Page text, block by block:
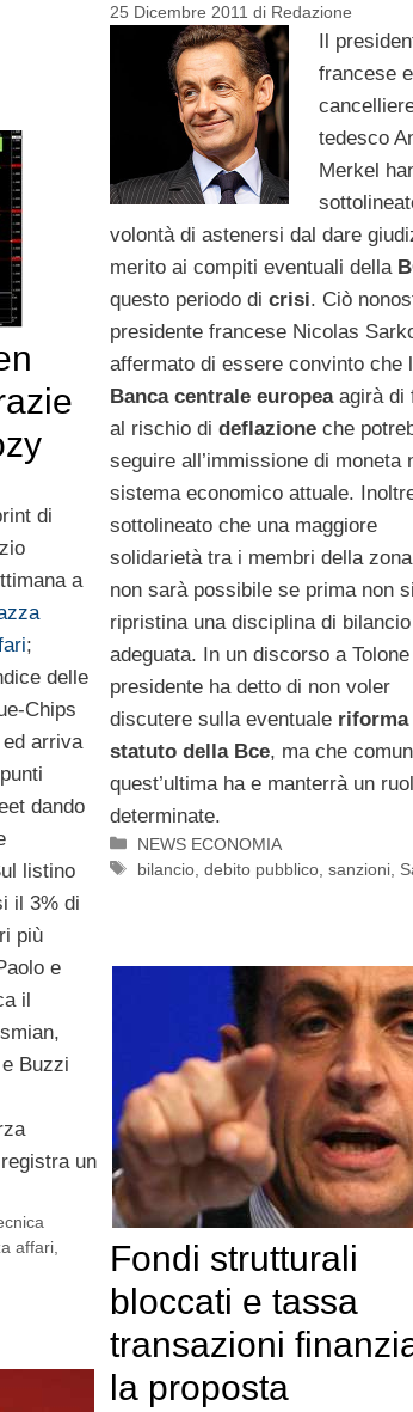
25 Dicembre 2011 di Redazione
Il
francese
tedesco
Merkel
volontà di astenersi dal dare
merito ai compiti eventuali della
questo periodo di crisi. Ciò
presidente francese Nicolas
affermato di essere convinto che
Banca centrale europeaagirà di
al rischio di deflazioneche
seguire all’immissione di moneta
sistema economico attuale.
sottolineato che una maggiore
solidarietà tra i membri della
non sarà possibile se prima non si
ripristina una disciplina di
adeguata. In un discorso a
presidente ha detto di non voler
discutere sulla eventuale riforma
statuto della Bce, ma che
quest’ultima ha e manterrà un
determinate.
Categorie
NEWS ECONOMIA
Tag
bilancio ,debito pubblico ,sanzioni
di
a
;
delle
Chips
arriva
dando
listino
il 3% di
più
e
il
Buzzi
un
affari
Fondi strutturali
bloccati e tassa
transazioni
la proposta